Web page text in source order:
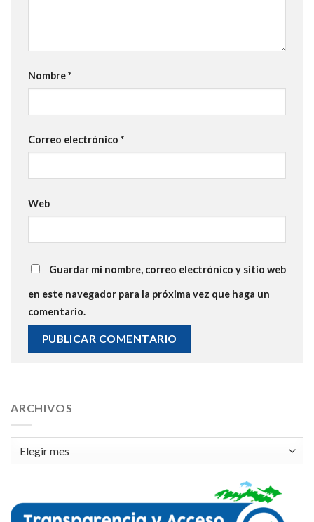
Nombre*
Correo electrónico *
Web
Guardar mi nombre, correo electrónico y sitio web
en este navegador para la próxima vez que haga un
comentario.
ARCHIVOS
Archivos